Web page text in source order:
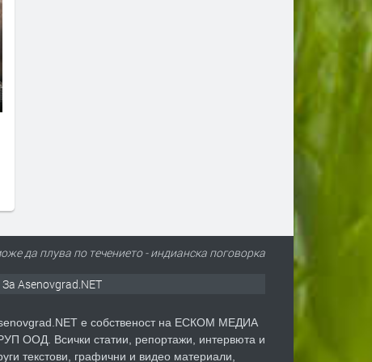
Гърция ще се бори с
огнените стихии
да плува по течението - индианска поговорка
За Asenovgrad.NET
е собственост на ЕСКОМ МЕДИА
ООД. Всички статии, репортажи, интервюта и
текстови, графични и видео материали,